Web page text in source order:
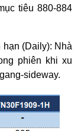
tiêu 880-884
(Daily): Nhà
phiên khi xu
sideway.